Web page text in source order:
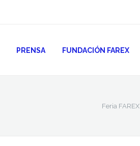
PRENSA FUNDACIÓN FAREX
Feria FAREX